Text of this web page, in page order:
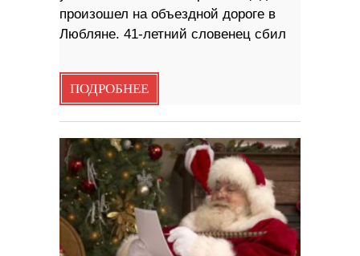
произошел на объездной дороге в
Любляне. 41-летний словенец сбил
ПОДРОБНЕЕ